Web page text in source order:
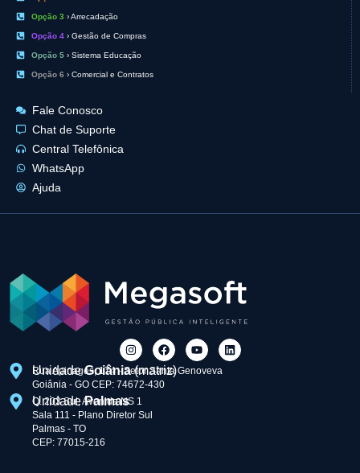
Opção 3 › Arrecadação
Opção 4› Gestão de Compras
Opção 5› Sistema Educação
Opção 6 › Comercial e Contratos
Fale Conosco
Chat de Suporte
Central Telefônica
WhatsApp
Ajuda
UnidadeGoiânia(matriz)
Rua Apinagés, 174 - Setor Santa Genoveva
Goiânia - GO CEP: 74672-430
UnidadePalmas
Q. 203 Sul, Avenida NS 1
Sala 111 - Plano Diretor Sul
Palmas - TO
CEP: 77015-216